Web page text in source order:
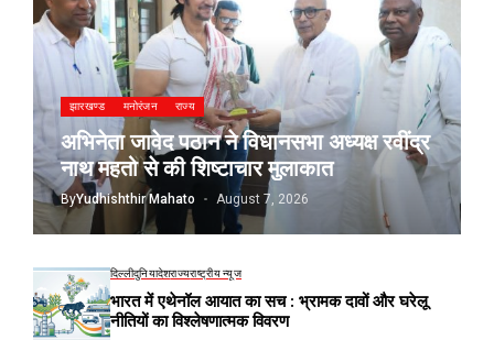
झारखण्ड मनोरंजन राज्य
अभिनेता जावेद पठान ने विधानसभा अध्यक्ष रवींद्र
नाथ महतो से की शिष्टाचार मुलाकात
ByYudhishthir Mahato August 7, 2026
दिल्लीदुनियादेशराज्यराष्ट्रीय न्यूज
भारत में एथेनॉल आयात का सच : भ्रामक दावों और घरेलू
नीतियों का विश्लेषणात्मक विवरण